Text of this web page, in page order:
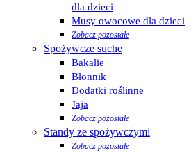
dla dzieci
Musy owocowe dla dzieci
Zobacz pozostałe
Spożywcze suche
Bakalie
Błonnik
Dodatki roślinne
Jaja
Zobacz pozostałe
Standy ze spożywczymi
Zobacz pozostałe